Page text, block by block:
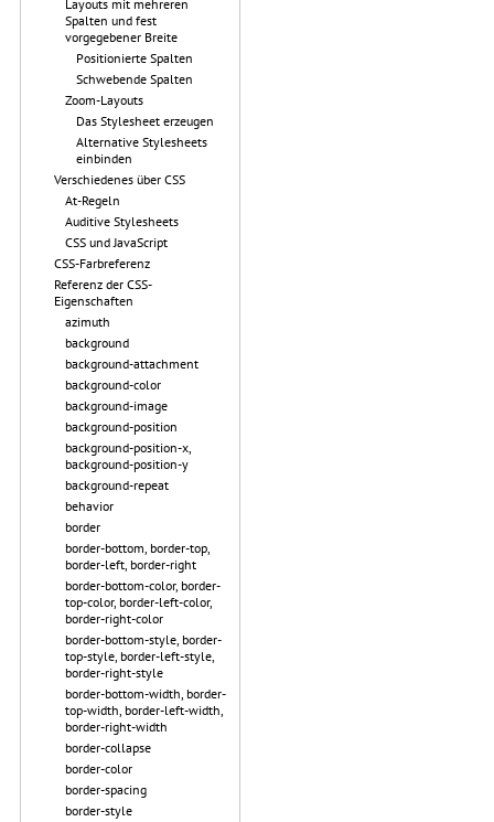
Layouts mit mehreren
Spalten und fest
vorgegebener Breite
Positionierte Spalten
Schwebende Spalten
Zoom-Layouts
Das Stylesheet erzeugen
Alternative Stylesheets
einbinden
Verschiedenes über CSS
At-Regeln
Auditive Stylesheets
CSS und JavaScript
CSS-Farbreferenz
Referenz der CSS-
Eigenschaften
azimuth
background
background-attachment
background-color
background-image
background-position
background-position-x,
background-position-y
background-repeat
behavior
border
border-bottom, border-top,
border-left, border-right
border-bottom-color, border-
top-color, border-left-color,
border-right-color
border-bottom-style, border-
top-style, border-left-style,
border-right-style
border-bottom-width, border-
top-width, border-left-width,
border-right-width
border-collapse
border-color
border-spacing
border-style